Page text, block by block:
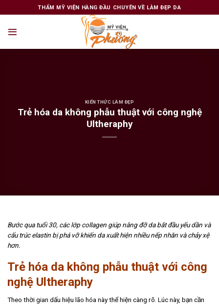
to
THẨM MỸ VIỆN HÀNG ĐẦU CHUYÊN VỀ LÀM ĐẸP DA
KIẾN THỨC LÀM ĐẸP
Trẻ hóa da không phẫu thuật với công nghệ
Ultheraphy
Bước qua tuổi 30, các lớp collagen giúp nâng đỡ da bắt đầu yếu dần và
cấu trúc elastin bị phá vỡ khiến da xuất hiện nhiều nếp nhăn và chảy xệ
hơn.
Trẻ hóa da không phẫu thuật với công
nghệ Ultheraphy
Theo thời gian dấu hiệu lão hóa này thể hiện càng rõ. Lúc này, bạn cần